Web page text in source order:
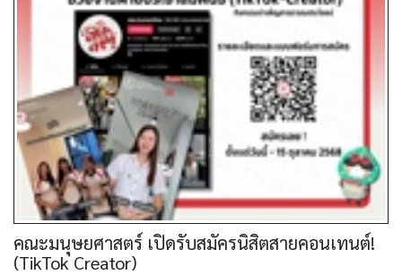
คณะมนุษยศาสตร์ เปิดรับสมัครนิสิตสายคอนเทนต์!
(TikTok Creator)